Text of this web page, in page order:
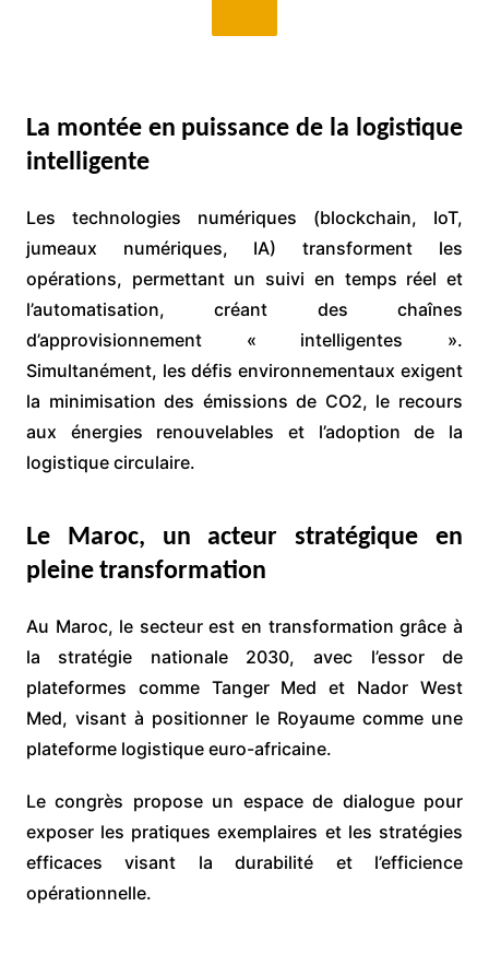
La montée en puissance de la logistique
intelligente
Les technologies numériques (blockchain, IoT,
jumeaux numériques, IA) transforment les
opérations, permettant un suivi en temps réel et
l’automatisation, créant des chaînes
d’approvisionnement « intelligentes ».
Simultanément, les défis environnementaux exigent
la minimisation des émissions de CO2, le recours
aux énergies renouvelables et l’adoption de la
logistique circulaire.
Le Maroc, un acteur stratégique en
pleine transformation
Au Maroc, le secteur est en transformation grâce à
la stratégie nationale 2030, avec l’essor de
plateformes comme Tanger Med et Nador West
Med, visant à positionner le Royaume comme une
plateforme logistique euro-africaine.
Le congrès propose un espace de dialogue pour
exposer les pratiques exemplaires et les stratégies
efficaces visant la durabilité et l’efficience
opérationnelle.